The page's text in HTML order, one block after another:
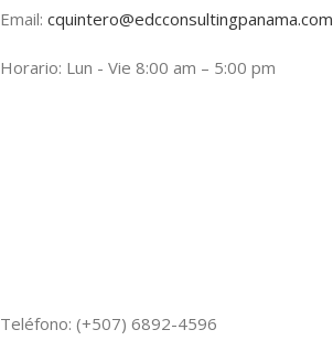
Email: cquintero@edcconsultingpanama.com
Horario: Lun - Vie 8:00 am – 5:00 pm
Teléfono: (+507) 6892-4596